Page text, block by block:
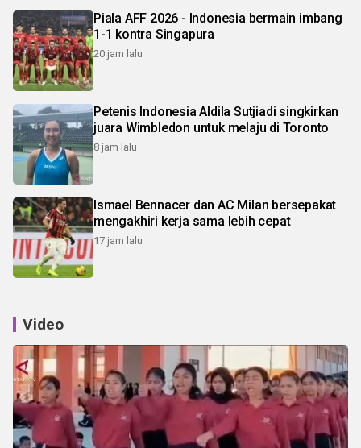
Piala AFF 2026 - Indonesia bermain imbang
1-1 kontra Singapura
20 jam lalu
Petenis Indonesia Aldila Sutjiadi singkirkan
juara Wimbledon untuk melaju di Toronto
8 jam lalu
Ismael Bennacer dan AC Milan bersepakat
mengakhiri kerja sama lebih cepat
17 jam lalu
Video